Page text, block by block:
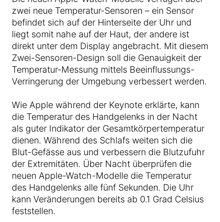
zwei neue Temperatur-Sensoren – ein Sensor
befindet sich auf der Hinterseite der Uhr und
liegt somit nahe auf der Haut, der andere ist
direkt unter dem Display angebracht. Mit diesem
Zwei-Sensoren-Design soll die Genauigkeit der
Temperatur-Messung mittels Beeinflussungs-
Verringerung der Umgebung verbessert werden.
Wie Apple während der Keynote erklärte, kann
die Temperatur des Handgelenks in der Nacht
als guter Indikator der Gesamtkörpertemperatur
dienen. Während des Schlafs weiten sich die
Blut-Gefässe aus und verbessern die Blutzufuhr
der Extremitäten. Über Nacht überprüfen die
neuen Apple-Watch-Modelle die Temperatur
des Handgelenks alle fünf Sekunden. Die Uhr
kann Veränderungen bereits ab 0.1 Grad Celsius
feststellen.